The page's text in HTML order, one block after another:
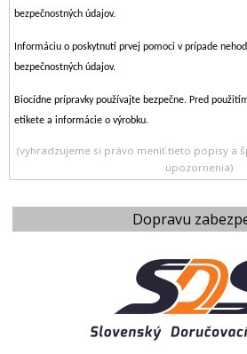
Dopravu
bezpečnostných údajov.
Informáciu o poskytnutí prvej pomoci v prípade
bezpečnostných údajov.
Biocídne prípravky používajte bezpečne. Pred
etikete a informácie o výrobku.
(vyhradzujeme si právo meniť tieto popisy a
upozornenia)